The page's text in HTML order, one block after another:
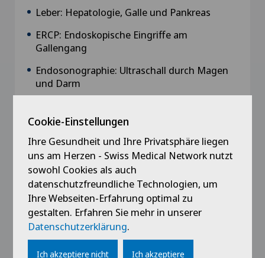
Leber: Hepatologie, Galle und Pankreas
ERCP: Endoskopische Eingriffe am
Gallengang
Endosonographie: Ultraschall durch Magen
und Darm
Ausbildung
2012
Schwerpunkt Hepatologie
2011
Sachkunde für dosisint. Untersuchungen und
Cookie-Einstellungen
Ihre Gesundheit und Ihre Privatsphäre liegen
uns am Herzen - Swiss Medical Network nutzt
sowohl Cookies als auch
datenschutzfreundliche Technologien, um
Ihre Webseiten-Erfahrung optimal zu
gestalten. Erfahren Sie mehr in unserer
Datenschutzerklärung.
Ich akzeptiere nicht Ich akzeptiere